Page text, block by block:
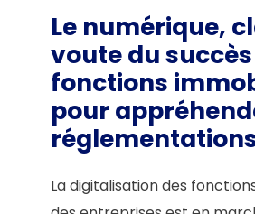
Le numérique,
voute du
fonctions
pour
La digitalisation des